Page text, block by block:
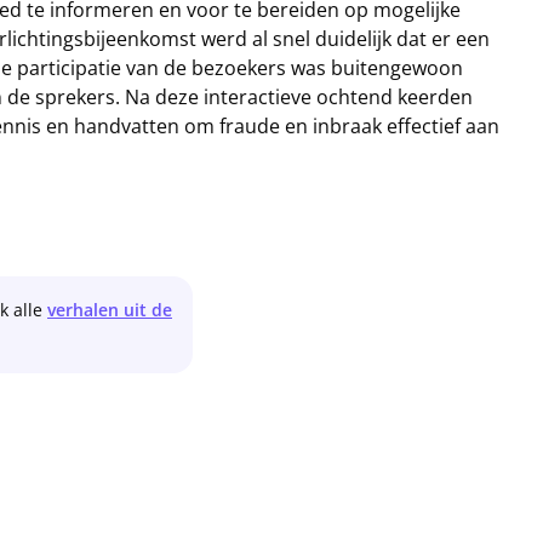
te informeren en voor te bereiden op mogelijke
werd al snel duidelijk dat er een
participatie van de bezoekers was buitengewoon
sprekers. Na deze interactieve ochtend keerden
en handvatten om fraude en inbraak effectief aan
alle verhalen uit de